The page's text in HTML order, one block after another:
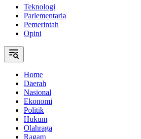
Teknologi
Parlementaria
Pemerintah
Opini
Home
Daerah
Nasional
Ekonomi
Politik
Hukum
Olahraga
Ragam